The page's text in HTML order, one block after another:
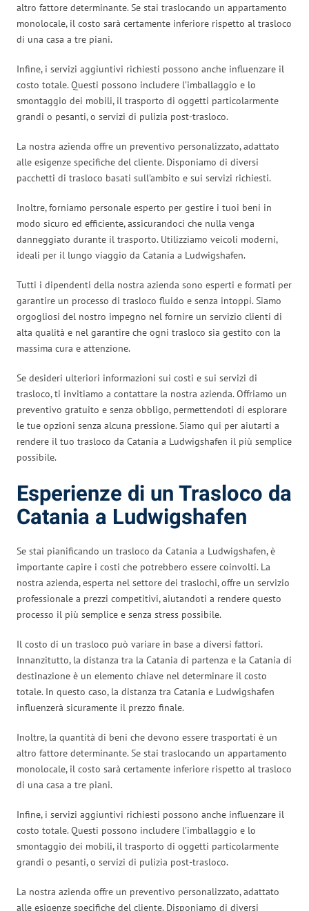
altro fattore determinante. Se stai traslocando un appartamento
monolocale, il costo sarà certamente inferiore rispetto al trasloco
di una casa a tre piani.
Infine, i servizi aggiuntivi richiesti possono anche influenzare il
costo totale. Questi possono includere l’imballaggio e lo
smontaggio dei mobili, il trasporto di oggetti particolarmente
grandi o pesanti, o servizi di pulizia post-trasloco.
La nostra azienda offre un preventivo personalizzato, adattato
alle esigenze specifiche del cliente. Disponiamo di diversi
pacchetti di trasloco basati sull’ambito e sui servizi richiesti.
Inoltre, forniamo personale esperto per gestire i tuoi beni in
modo sicuro ed efficiente, assicurandoci che nulla venga
danneggiato durante il trasporto. Utilizziamo veicoli moderni,
ideali per il lungo viaggio da Catania a Ludwigshafen.
Tutti i dipendenti della nostra azienda sono esperti e formati per
garantire un processo di trasloco fluido e senza intoppi. Siamo
orgogliosi del nostro impegno nel fornire un servizio clienti di
alta qualità e nel garantire che ogni trasloco sia gestito con la
massima cura e attenzione.
Se desideri ulteriori informazioni sui costi e sui servizi di
trasloco, ti invitiamo a contattare la nostra azienda. Offriamo un
preventivo gratuito e senza obbligo, permettendoti di esplorare
le tue opzioni senza alcuna pressione. Siamo qui per aiutarti a
rendere il tuo trasloco da Catania a Ludwigshafen il più semplice
possibile.
Esperienze di un Trasloco da
Catania a Ludwigshafen
Se stai pianificando un trasloco da Catania a Ludwigshafen, è
importante capire i costi che potrebbero essere coinvolti. La
nostra azienda, esperta nel settore dei traslochi, offre un servizio
professionale a prezzi competitivi, aiutandoti a rendere questo
processo il più semplice e senza stress possibile.
Il costo di un trasloco può variare in base a diversi fattori.
Innanzitutto, la distanza tra la Catania di partenza e la Catania di
destinazione è un elemento chiave nel determinare il costo
totale. In questo caso, la distanza tra Catania e Ludwigshafen
influenzerà sicuramente il prezzo finale.
Inoltre, la quantità di beni che devono essere trasportati è un
altro fattore determinante. Se stai traslocando un appartamento
monolocale, il costo sarà certamente inferiore rispetto al trasloco
di una casa a tre piani.
Infine, i servizi aggiuntivi richiesti possono anche influenzare il
costo totale. Questi possono includere l’imballaggio e lo
smontaggio dei mobili, il trasporto di oggetti particolarmente
grandi o pesanti, o servizi di pulizia post-trasloco.
La nostra azienda offre un preventivo personalizzato, adattato
alle esigenze specifiche del cliente. Disponiamo di diversi